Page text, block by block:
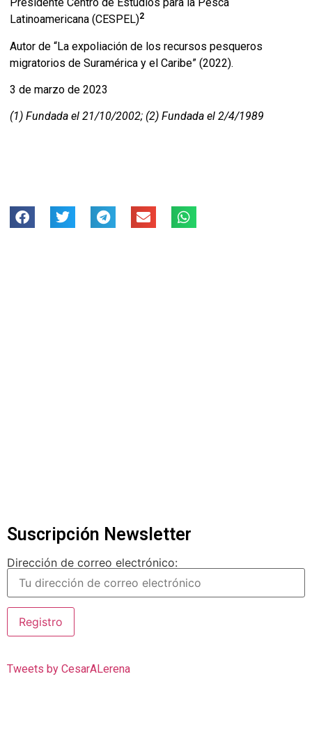
Latinoamericana (CESPEL)2
Autor de “La expoliación de los recursos pesqueros
migratorios de Suramérica y el Caribe” (2022).
3 de marzo de 2023
(1) Fundada el 21/10/2002; (2) Fundada el 2/4/1989
Suscripción Newsletter
Dirección de correo electrónico:
Tweets by CesarALerena